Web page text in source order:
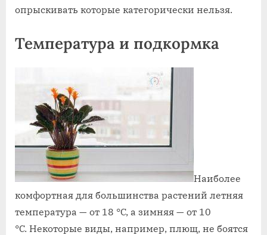
опрыскивать которые категорически нельзя.
Температура и подкормка
Наиболее
комфортная для большинства растений летняя
температура — от 18 °C, а зимняя — от 10
°C. Некоторые виды, например, плющ, не боятся